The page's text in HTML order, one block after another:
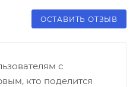
ОСТАВИТЬ ОТЗЫВ
с
кто поделится